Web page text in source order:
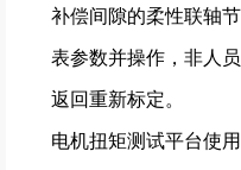
补偿间隙的柔性联轴
表参数并操作，非人
返回重新标定。
电机扭矩测试平台使